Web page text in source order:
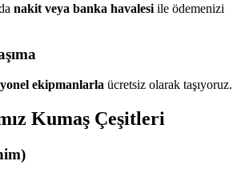
nakit veya banka havalesi ile ödemenizi
ekipmanlarla ücretsiz olarak taşıyoruz.
Kumaş Çeşitleri